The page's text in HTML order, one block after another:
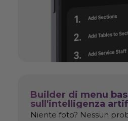
Builder di menu
sull'intelligenza
Niente foto? Nessun